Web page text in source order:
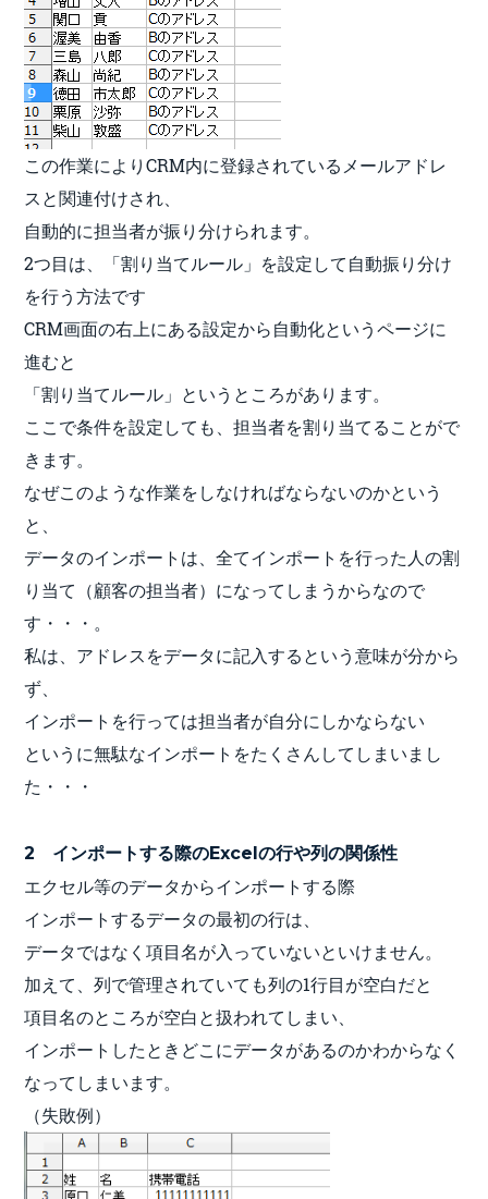
この作業によりCRM内に登録されているメールアドレ
スと関連付けされ、
自動的に担当者が振り分けられます。
2つ目は、「割り当てルール」を設定して自動振り分け
を行う方法です
CRM画面の右上にある設定から自動化というページに
進むと
「割り当てルール」というところがあります。
ここで条件を設定しても、担当者を割り当てることがで
きます。
なぜこのような作業をしなければならないのかという
と、
データのインポートは、全てインポートを行った人の割
り当て（顧客の担当者）になってしまうからなので
す・・・。
私は、アドレスをデータに記入するという意味が分から
ず、
インポートを行っては担当者が自分にしかならない
というに無駄なインポートをたくさんしてしまいまし
た・・・
2 インポートする際のExcelの行や列の関係性
エクセル等のデータからインポートする際
インポートするデータの最初の行は、
データではなく項目名が入っていないといけません。
加えて、列で管理されていても列の1行目が空白だと
項目名のところが空白と扱われてしまい、
インポートしたときどこにデータがあるのかわからなく
なってしまいます。
（失敗例）